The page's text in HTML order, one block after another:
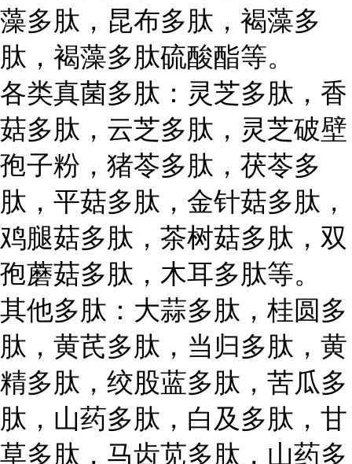
藻多肽，昆布多肽，褐藻多
肽，褐藻多肽硫酸酯等。
各类真菌多肽：灵芝多肽，香
菇多肽，云芝多肽，灵芝破壁
孢子粉，猪苓多肽，茯苓多
肽，平菇多肽，金针菇多肽，
鸡腿菇多肽，茶树菇多肽，双
孢蘑菇多肽，木耳多肽等。
其他多肽：大蒜多肽，桂圆多
肽，黄芪多肽，当归多肽，黄
精多肽，绞股蓝多肽，苦瓜多
肽，山药多肽，白及多肽，甘
草多肽，马齿苋多肽，山药多